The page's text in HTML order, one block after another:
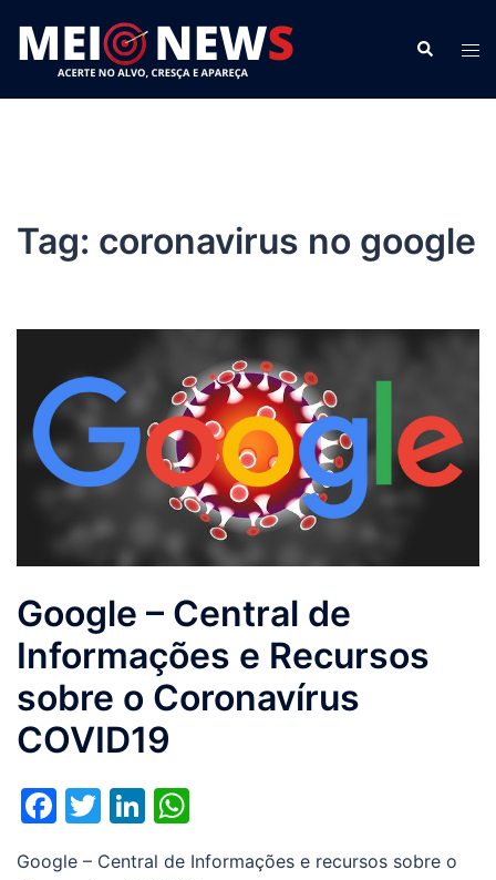
para
conteúdo
Search
Tag: coronavirus no google
Google – Central de
Informações e Recursos
sobre o Coronavírus
COVID19
Facebook
TwitterLinkedIn
Google – Central de Informações e recursos sobre o